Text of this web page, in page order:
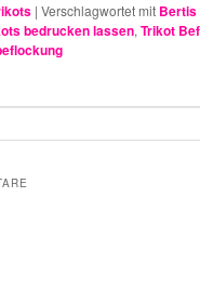
|Verschlagwortet mit Bertis
bedrucken lassen,Trikot